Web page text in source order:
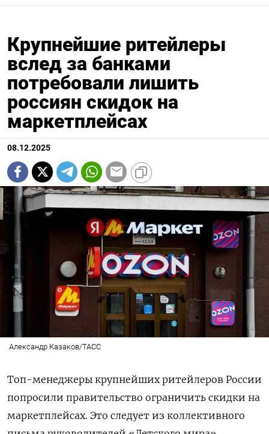
Крупнейшие ритейлеры
вслед за банками
потребовали лишить
россиян скидок на
маркетплейсах
08.12.2025
Александр Казаков/ТАСС
Топ-менеджеры крупнейших ритейлеров России
попросили правительство ограничить скидки на
маркетплейсах. Это следует из коллективного